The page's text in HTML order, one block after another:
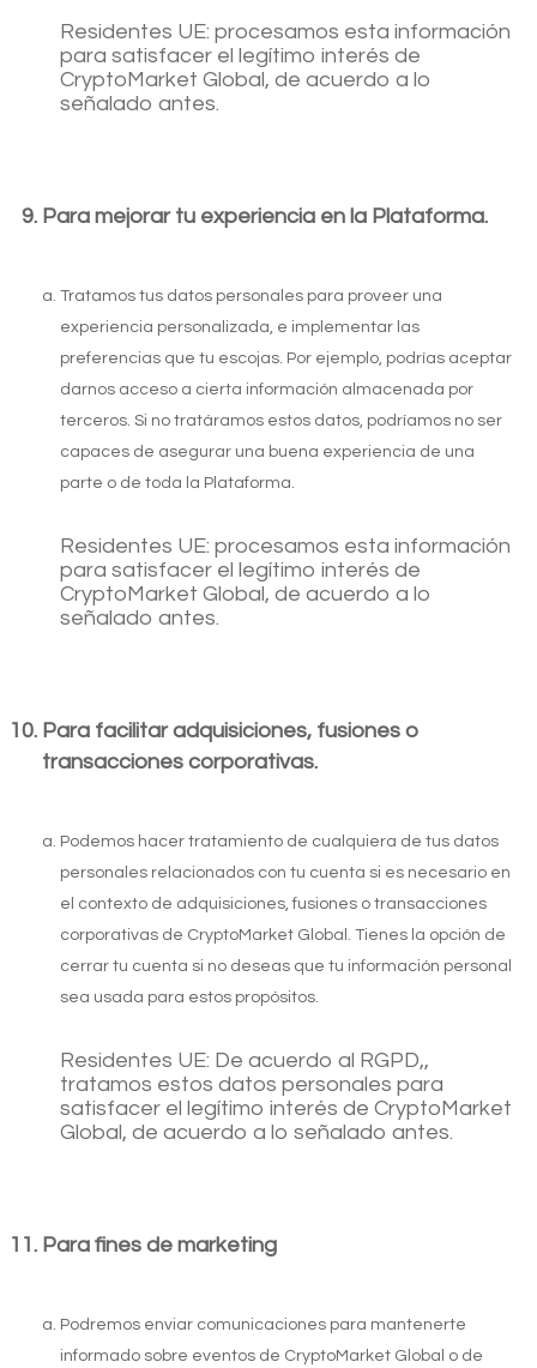
Ingresar
Residentes UE: procesamos esta información
para satisfacer el legítimo interés de
CryptoMarket Global, de acuerdo a lo
señalado antes.
Para mejorar tu experiencia en la Plataforma.
Tratamos tus datos personales para proveer una
experiencia personalizada, e implementar las
preferencias que tu escojas. Por ejemplo, podrías aceptar
darnos acceso a cierta información almacenada por
terceros. Si no tratáramos estos datos, podríamos no ser
capaces de asegurar una buena experiencia de una
parte o de toda la Plataforma.
Residentes UE: procesamos esta información
para satisfacer el legítimo interés de
CryptoMarket Global, de acuerdo a lo
señalado antes.
Para facilitar adquisiciones, fusiones o
transacciones corporativas.
Podemos hacer tratamiento de cualquiera de tus datos
personales relacionados con tu cuenta si es necesario en
el contexto de adquisiciones, fusiones o transacciones
corporativas de CryptoMarket Global. Tienes la opción de
cerrar tu cuenta si no deseas que tu información personal
sea usada para estos propósitos.
Residentes UE: De acuerdo al RGPD,,
tratamos estos datos personales para
satisfacer el legítimo interés de CryptoMarket
Global, de acuerdo a lo señalado antes.
Para fines de marketing
Podremos enviar comunicaciones para mantenerte
informado sobre eventos de CryptoMarket Global o de